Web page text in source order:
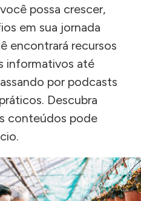
possa crescer,
em sua jornada
encontrará recursos
informativos até
por podcasts
Descubra
conteúdos pode